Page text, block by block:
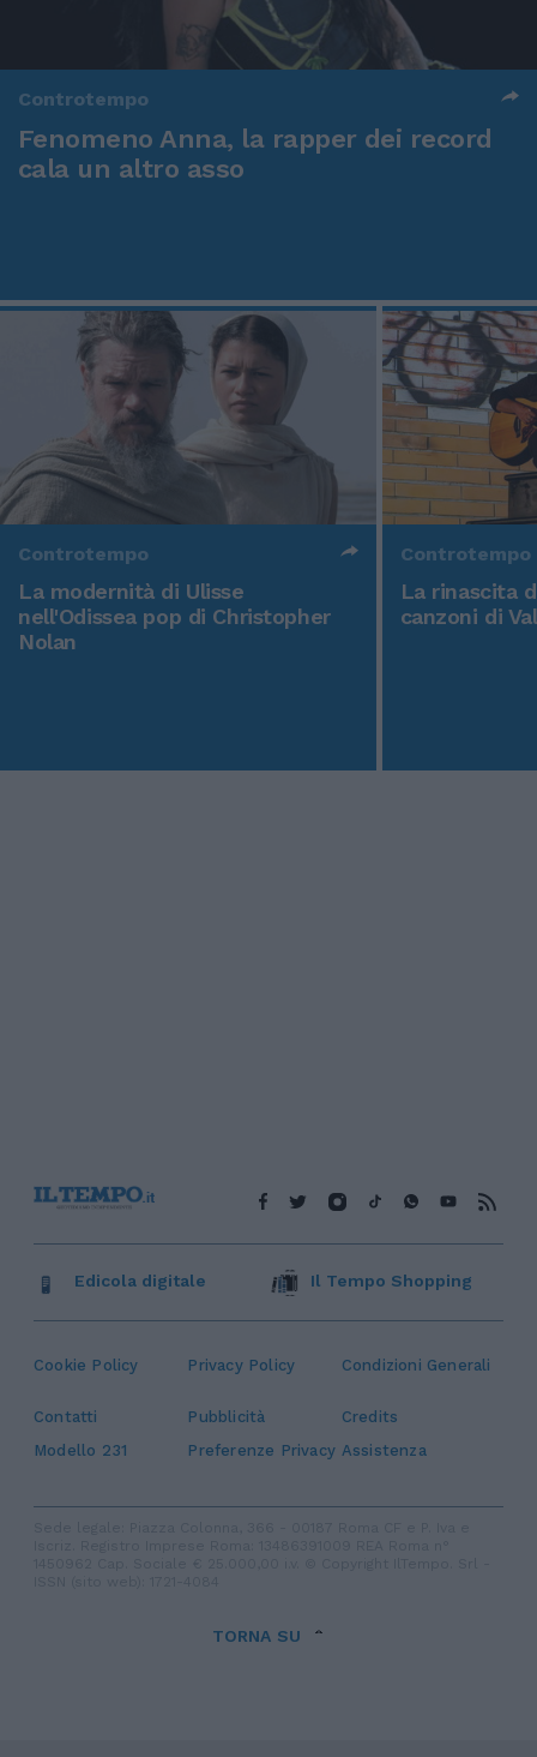
Controtempo
Fenomeno Anna, la rapper dei record
cala un altro asso
Controtempo
La modernità di Ulisse
nell'Odissea pop di Christopher
Nolan
Controtempo
La rinascita
canzoni di
Cookie Policy Privacy Policy Condizioni Generali
Contatti Pubblicità
Credits
Modello 231
Preferenze Privacy Assistenza
Edicola digitale Il Tempo Shopping
TORNA SU